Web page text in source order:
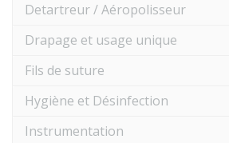
Detartreur / Aéropolisseur
Drapage et usage unique
Fils de suture
Hygiène et Désinfection
Instrumentation